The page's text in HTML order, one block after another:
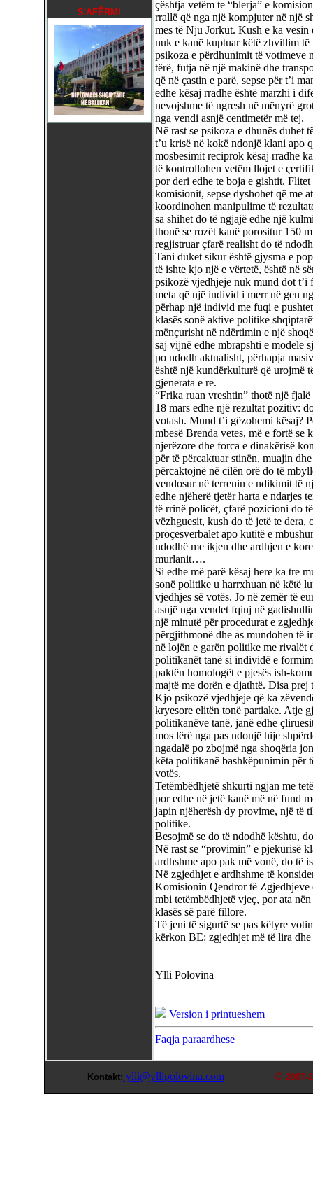
S'AFËRMI
çështja vetëm te “blerja” e
rrallë që nga një kompjuter në një
mes të Nju Jorkut. Kush e ka
nuk e kanë kuptuar këtë zhvillim të
psikoza e përdhunimit të votimeve
tërë, futja në një makinë dhe
që në çastin e parë, sepse për t’i
edhe kësaj rradhe është marzhi i
nevojshme të ngresh në mënyrë
nga vendi asnjë centimetër më tej.
Në rast se psikoza e dhunës duhet
t’u krisë në kokë ndonjë klani apo
mosbesimit reciprok kësaj rradhe
të kontrollohen vetëm llojet e
por deri edhe te boja e gishtit. Flitet
komisionit, sepse dyshohet që me
koordinohen manipulime të
sa shihet do të ngjajë edhe një
thonë se rozët kanë porositur 150
regjistruar çfarë realisht do të
Tani duket sikur është gjysma e
të ishte kjo një e vërtetë, është në
psikozë vjedhjeje nuk mund dot t’i
meta që një individ i merr në gen
përhap një individ me fuqi e
klasës sonë aktive politike
mënçurisht në ndërtimin e një
saj vijnë edhe mbrapshti e modele
po ndodh aktualisht, përhapja
është një kundërkulturë që urojmë
gjenerata e re.
“Frika ruan vreshtin” thotë një
18 mars edhe një rezultat pozitiv:
votash. Mund t’i gëzohemi kësaj?
mbesë Brenda vetes, më e fortë se
njerëzore dhe forca e dinakërisë
për të përcaktuar stinën, muajin
përcaktojnë në cilën orë do të
vendosur në terrenin e ndikimit të
edhe njëherë tjetër harta e ndarjes
të rrinë policët, çfarë pozicioni do
vëzhguesit, kush do të jetë te
proçesverbalet apo kutitë e
ndodhë me ikjen dhe ardhjen e
murlanit….
Si edhe më parë kësaj here ka tre
sonë politike u harrxhuan në këtë
vjedhjes së votës. Jo në zemër të
asnjë nga vendet fqinj në
një minutë për procedurat e
përgjithmonë dhe as mundohen të
në lojën e garën politike me rivalët
politikanët tanë si individë e
paktën homologët e pjesës ish-
majtë me dorën e djathtë. Disa
Kjo psikozë vjedhjeje që ka
kryesore elitën tonë partiake. Atje
politikanëve tanë, janë edhe
mos lërë nga pas ndonjë hije
ngadalë po zbojmë nga shoqëria
këta politikanë bashkëpunimin për
votës.
Tetëmbëdhjetë shkurti ngjan me
por edhe në jetë kanë më në fund
japin njëherësh dy provime, një të
politike.
Besojmë se do të ndodhë kështu,
Në rast se “provimin” e pjekurisë
ardhshme apo pak më vonë, do të
Në zgjedhjet e ardhshme të
Komisionin Qendror të Zgjedhjeve
mbi tetëmbëdhjetë vjeç, por ata
klasës së parë fillore.
Të jeni të sigurtë se pas këtyre
kërkon BE: zgjedhjet më të lira
Ylli Polovina
Version i printueshem
Faqja paraardhese
Kontakt: ylli@yllipolovina.com © 2007-